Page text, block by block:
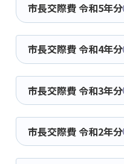
市長交際費 令和5年分
市長交際費 令和4年分
市長交際費 令和3年分
市長交際費 令和2年分